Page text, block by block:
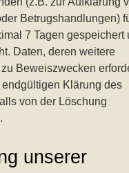
Betrugshandlungen)
7 Tagen gespeichert
Daten, deren weitere
Beweiszwecken
Klärung des
von der Löschung
unserer